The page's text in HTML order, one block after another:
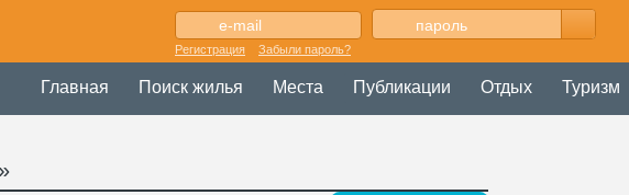
Регистрация Забыли пароль?
Главная Поиск жилья Места Публикации Отдых Туризм